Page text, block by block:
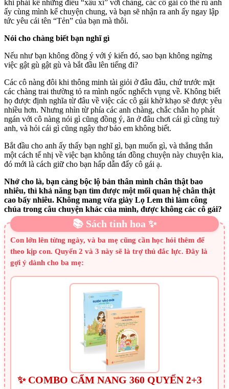
khi phải kể những điều “xấu xí” với chàng, các cô gái có thể rủ anh
ấy cùng mình kể chuyện chung, và bạn sẽ nhận ra anh ấy ngay lập
tức yêu cái tên “Tẻn” của bạn mà thôi.
Nói cho chàng biết bạn nghĩ gì
Nếu như bạn không đồng ý với ý kiến đó, sao bạn không ngừng
việc gật gù gật gù và bắt đầu lên tiếng đi?
Các cô nàng đôi khi thông minh tài giỏi ở đâu đâu, chứ trước mặt
các chàng trai thường tỏ ra mình ngốc nghếch vụng về. Không biết
họ được định nghĩa từ đâu về việc các cô gái khờ khạo sẽ được yêu
nhiều hơn. Nhưng nhìn từ phía các anh chàng, chắc chắn họ phát
ngán với cô nàng nói gì cũng đồng ý, ăn ở đâu chơi cái gì cũng tuỳ
anh, và hỏi cái gì cũng ngây thơ bảo em không biết.
Bắt đầu cho anh ấy thấy bạn nghĩ gì, bạn muốn gì, và thẳng thắn
một cách tế nhị về việc bạn không tán đồng chuyện này chuyện kia,
đó mới là cách giữ cho bạn hấp dẫn đấy cô gái ạ.
Nhớ cho là, bạn càng bộc lộ bản thân mình chân thật bao
nhiêu, thì khả năng bạn tìm được một mối quan hệ chân thật
cao bấy nhiêu. Không mang vừa giày Lọ Lem thì làm công
chúa trong câu chuyện khác của mình, được không các cô gái?
📚 Sách tinh hoa ✨
Con lớn lên từng ngày, và ba mẹ cũng cần học hỏi thêm để
theo kịp con. Quyển 2 và 3 này sẽ là trợ thủ đắc lực. Đây là
gợi ý dành cho ba mẹ:
✨ COMBO CẨM NANG 360 QUYỂN 2+3